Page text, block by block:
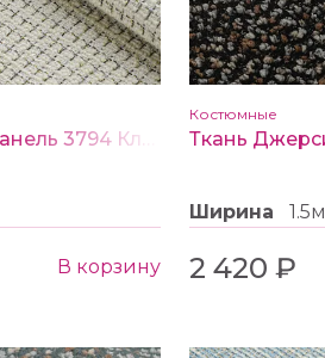
В корзину
Костюмные
Ширина 1.5м
2 420 ₽